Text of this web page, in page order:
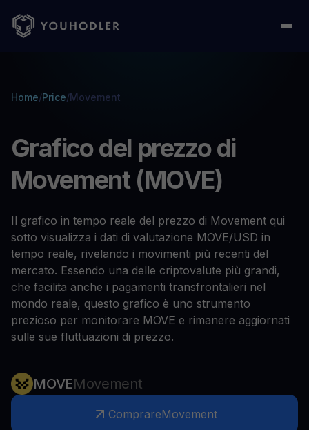
Home/Price/Movement
Grafico del prezzo di
Movement (MOVE)
Il grafico in tempo reale del prezzo di Movement qui
sotto visualizza i dati di valutazione MOVE/USD in
tempo reale, rivelando i movimenti più recenti del
mercato. Essendo una delle criptovalute più grandi,
che facilita anche i pagamenti transfrontalieri nel
mondo reale, questo grafico è uno strumento
prezioso per monitorare MOVE e rimanere aggiornati
sulle sue fluttuazioni di prezzo.
MOVEMovement
ComprareMovement